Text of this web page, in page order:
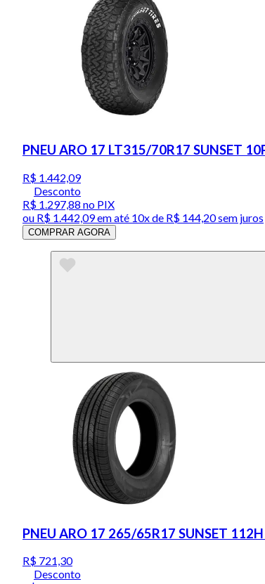
PNEU ARO 17 LT315/70R17 SUNSET
R$ 1.442,09
Desconto
R$ 1.297,88 no PIX
ou R$ 1.442,09em até 10x de R$ 144,20 sem juros
COMPRAR AGORA
PNEU ARO 17 265/65R17 SUNSET
R$ 721,30
Desconto